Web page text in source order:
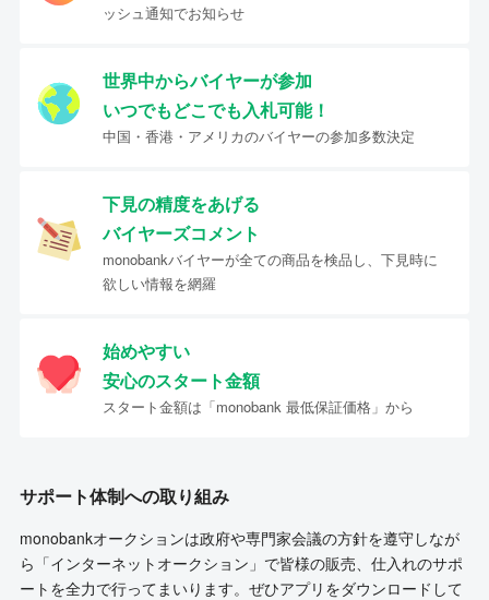
ッシュ通知でお知らせ
世界中からバイヤーが参加
いつでもどこでも入札可能！
中国・香港・アメリカのバイヤーの参加多数決定
下見の精度をあげる
バイヤーズコメント
monobankバイヤーが全ての商品を検品し、下見時に
欲しい情報を網羅
始めやすい
安心のスタート金額
スタート金額は「monobank 最低保証価格」から
サポート体制への取り組み
monobankオークションは政府や専門家会議の方針を遵守しなが
ら「インターネットオークション」で皆様の販売、仕入れのサポ
ートを全力で行ってまいります。ぜひアプリをダウンロードして